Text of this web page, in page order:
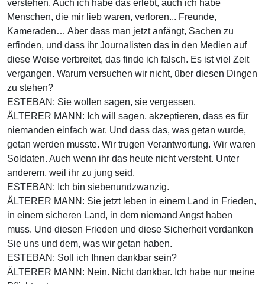
verstehen. Auch ich habe das erlebt, auch ich habe
Menschen, die mir lieb waren, verloren... Freunde,
Kameraden… Aber dass man jetzt anfängt, Sachen zu
erfinden, und dass ihr Journalisten das in den Medien auf
diese Weise verbreitet, das finde ich falsch. Es ist viel Zeit
vergangen. Warum versuchen wir nicht, über diesen Dingen
zu stehen?
ESTEBAN: Sie wollen sagen, sie vergessen.
ÄLTERER MANN: Ich will sagen, akzeptieren, dass es für
niemanden einfach war. Und dass das, was getan wurde,
getan werden musste. Wir trugen Verantwortung. Wir waren
Soldaten. Auch wenn ihr das heute nicht versteht. Unter
anderem, weil ihr zu jung seid.
ESTEBAN: Ich bin siebenundzwanzig.
ÄLTERER MANN: Sie jetzt leben in einem Land in Frieden,
in einem sicheren Land, in dem niemand Angst haben
muss. Und diesen Frieden und diese Sicherheit verdanken
Sie uns und dem, was wir getan haben.
ESTEBAN: Soll ich Ihnen dankbar sein?
ÄLTERER MANN: Nein. Nicht dankbar. Ich habe nur meine